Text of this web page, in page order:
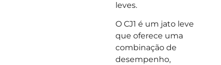
leves.
O CJ1 é um jato leve
que oferece uma
combinação de
desempenho,